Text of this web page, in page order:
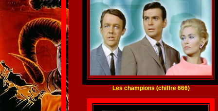
Les champions (chiffre 666)